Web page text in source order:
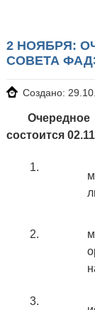
2 НОЯБРЯ:
СОВЕТА
Создано:
состоится
1.
2.
3.